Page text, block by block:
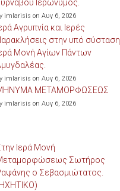
Ιερώνυμος.
imlarisis on Αυγ 6, 2026
Αγρυπνία και Ιερές
στην υπό σύσταση
Μονή Αγίων Πάντων
imlarisis on Αυγ 6, 2026
ΜΕΤΑΜΟΡΦΩΣΕΩΣ
imlarisis on Αυγ 6, 2026
Ιερά Μονή
Σωτήρος
ο Σεβασμιώτατος.